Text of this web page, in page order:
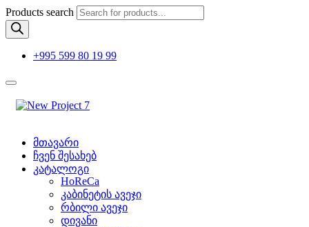
Products search
+995 599 80 19 99
მთავარი
ჩვენ შესახებ
კატალოგი
HoReCa
კაბინეტის ავეჯი
რბილი ავეჯი
დივანი